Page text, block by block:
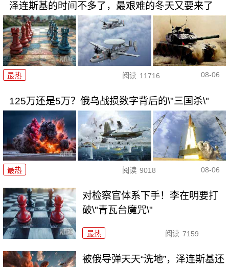
泽连斯基的时间不多了，最艰难的冬天又要来了
最热 阅读 11716 08-06
125万还是5万？俄乌战损数字背后的\"三国杀\"
最热 阅读 9018 08-06
对检察官体系下手！李在明要打
破\"青瓦台魔咒\"
最热 阅读 7159
被俄导弹天天“洗地”，泽连斯基还